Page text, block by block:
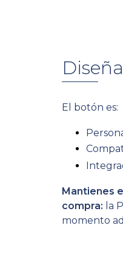
El botón es:
Mantienes
compra: la
momento